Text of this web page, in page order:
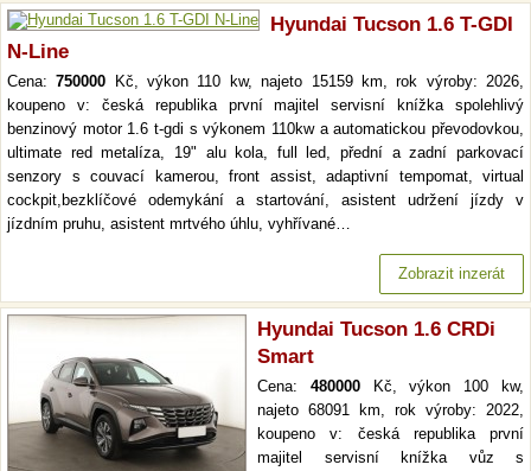
Hyundai Tucson 1.6 T-GDI
N-Line
Cena:750000 Kč, výkon 110 kw, najeto 15159 km, rok výroby: 2026,
koupeno v: česká republika první majitel servisní knížka spolehlivý
benzinový motor 1.6 t-gdi s výkonem 110kw a automatickou převodovkou,
ultimate red metalíza, 19" alu kola, full led, přední a zadní parkovací
senzory s couvací kamerou, front assist, adaptivní tempomat, virtual
cockpit,bezklíčové odemykání a startování, asistent udržení jízdy v
jízdním pruhu, asistent mrtvého úhlu, vyhřívané…
Zobrazit inzerát
Hyundai Tucson 1.6 CRDi
Smart
Cena: 480000Kč, výkon 100 kw,
najeto 68091 km, rok výroby: 2022,
koupeno v: česká republika první
majitel servisní knížka vůz s